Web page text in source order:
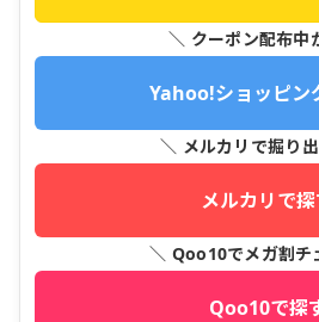
＼ クーポン配布中
Yahoo!ショッピン
＼ メルカリで掘り
メルカリで
＼ Qoo10でメガ割チ
Qoo10で探